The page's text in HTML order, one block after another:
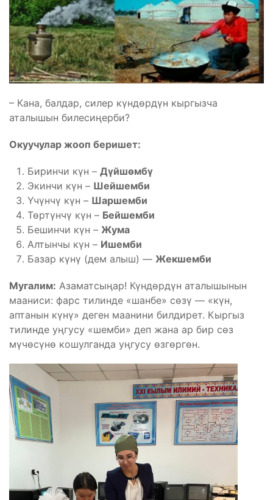
– Кана, балдар, силер күндөрдүн кыргызча
аталышын билесиңерби?
Окуучулар жооп беришет:
Биринчи күн – Дүйшөмбү
Экинчи күн – Шейшемби
Үчүнчү күн – Шаршемби
Төртүнчү күн – Бейшемби
Бешинчи күн – Жума
Алтынчы күн – Ишемби
Базар күнү (дем алыш) — Жекшемби
Мугалим: Азаматсыңар! Күндөрдүн аталышынын
мааниси: фарс тилинде «шанбе» сөзү — «күн,
аптанын күнү» деген маанини билдирет. Кыргыз
тилинде уңгусу «шемби» деп жана ар бир сөз
мүчөсүнө кошулганда уңгусу өзгөргөн.